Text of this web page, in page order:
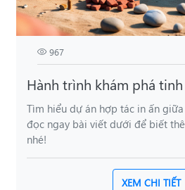
967
Hành trình khám phá tinh
Tìm hiểu dự án hợp tác in ấn giữa Alona và DR VINH LÊ,
đọc ngay bài viết dưới để biết
nhé!
XEM CHI TIẾT